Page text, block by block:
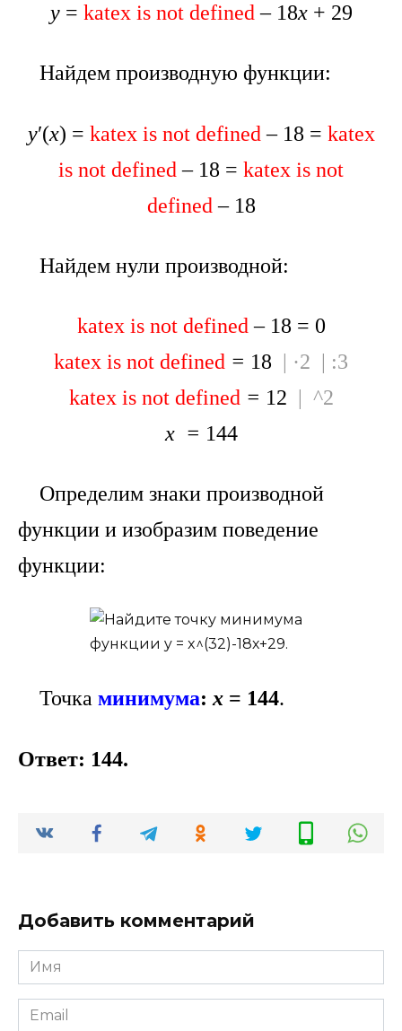
y= katex is not defined – 18х+ 29
Найдем производную функции:
y′(x) = katex is not defined – 18 = katex
is not defined – 18 = katex is not
defined – 18
Найдем нули производной:
katex is not defined – 18 = 0
katex is not defined = 18 | ·2 | :3
katex is not defined = 12 | ^2
x= 144
Определим знаки производной
функции и изобразим поведение
функции:
Точка минимума:х = 144.
Ответ: 144.
Добавить комментарий
Имя
*
Email